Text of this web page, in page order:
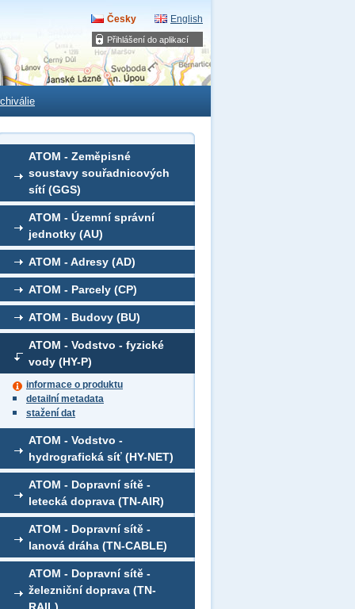
Přihlášení do aplikací
Česky English
ATOM - Zeměpisné
soustavy souřadnicových
sítí (GGS)
ATOM - Územní správní
jednotky (AU)
ATOM - Adresy (AD)
ATOM - Parcely (CP)
ATOM - Budovy (BU)
ATOM - Vodstvo - fyzické
vody (HY-P)
informace o produktu
detailní metadata
stažení dat
ATOM - Vodstvo -
hydrografická síť (HY-NET)
ATOM - Dopravní sítě -
letecká doprava (TN-AIR)
ATOM - Dopravní sítě -
lanová dráha (TN-CABLE)
ATOM - Dopravní sítě -
železniční doprava (TN-